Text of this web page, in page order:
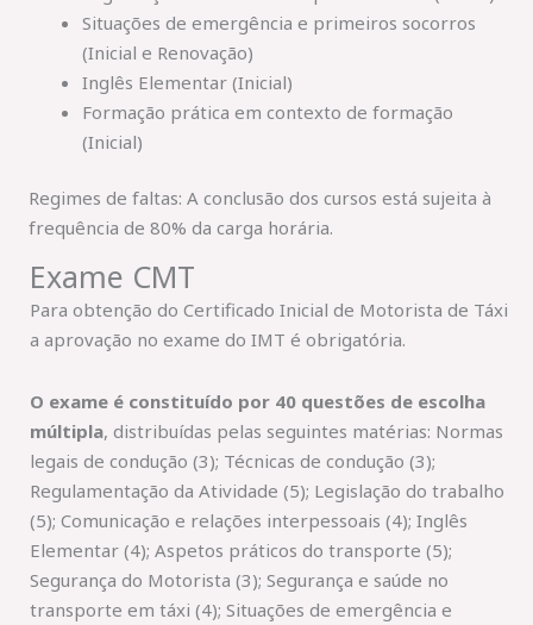
Situações de emergência e primeiros socorros
(Inicial e Renovação)
Inglês Elementar (Inicial)
Formação prática em contexto de formação
(Inicial)
Regimes de faltas: A conclusão dos cursos está sujeita à
frequência de 80% da carga horária.
Exame CMT
Para obtenção do Certificado Inicial de Motorista de Táxi
a aprovação no exame do IMT é obrigatória.
O exame é constituído por 40 questões de escolha
múltipla, distribuídas pelas seguintes matérias: Normas
legais de condução (3); Técnicas de condução (3);
Regulamentação da Atividade (5); Legislação do trabalho
(5); Comunicação e relações interpessoais (4); Inglês
Elementar (4); Aspetos práticos do transporte (5);
Segurança do Motorista (3); Segurança e saúde no
transporte em táxi (4); Situações de emergência e